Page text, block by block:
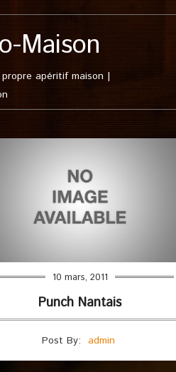
Maison
apéritif maison |
10 mars, 2011
Punch Nantais
Post By: admin